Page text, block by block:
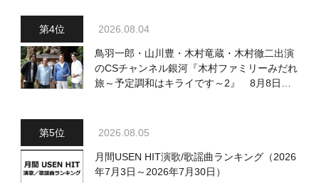
2026.08.04
鳥羽一郎・山川豊・木村竜蔵・木村徹二出演
のCSチャンネル銀河『木村ファミリーみだれ
旅～予定調和はキライです～2』 8月8日
2026.08.05
月間USEN HIT演歌/歌謡曲ランキング（2026
年7月3日～2026年7月30日）